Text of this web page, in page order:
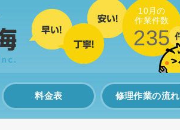
10月の
作業件数
235
料金表 修理作業の流れ